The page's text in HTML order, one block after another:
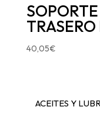
40,05€
ACEITES Y